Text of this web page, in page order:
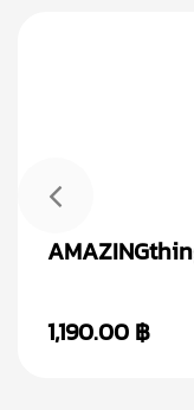
Galaxy S24
1,190.00 ฿